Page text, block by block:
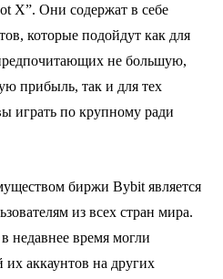
X”. Они содержат в себе
которые подойдут как для
не большую,
прибыль, так и для тех
играть по крупному ради
биржи Bybit является
из всех стран мира.
недавнее время могли
их аккаунтов на других